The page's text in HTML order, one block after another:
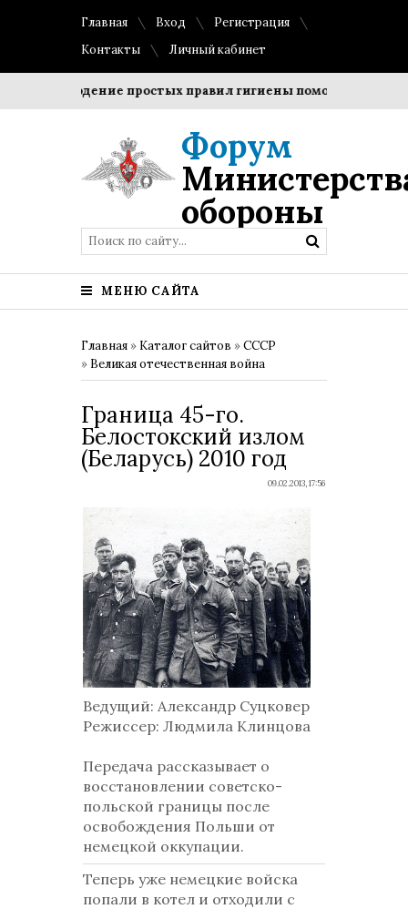
Главная Вход
Регистрация
Контакты
Личный кабинет
Соблюдение простых правил гигиены помогает
Форум
обороны
МЕНЮ САЙТА
Главная » Каталог сайтов »СССР
» Великая отечественная война
Граница 45-го.
Белостокский излом
(Беларусь) 2010 год
09.02.2013, 17:56
Ведущий: Александр Суцковер
Режиссер: Людмила Клинцова
Передача рассказывает о
восстановлении советско-
польской границы после
освобождения Польши от
немецкой оккупации.
Теперь уже немецкие войска
попали в котел и отходили с